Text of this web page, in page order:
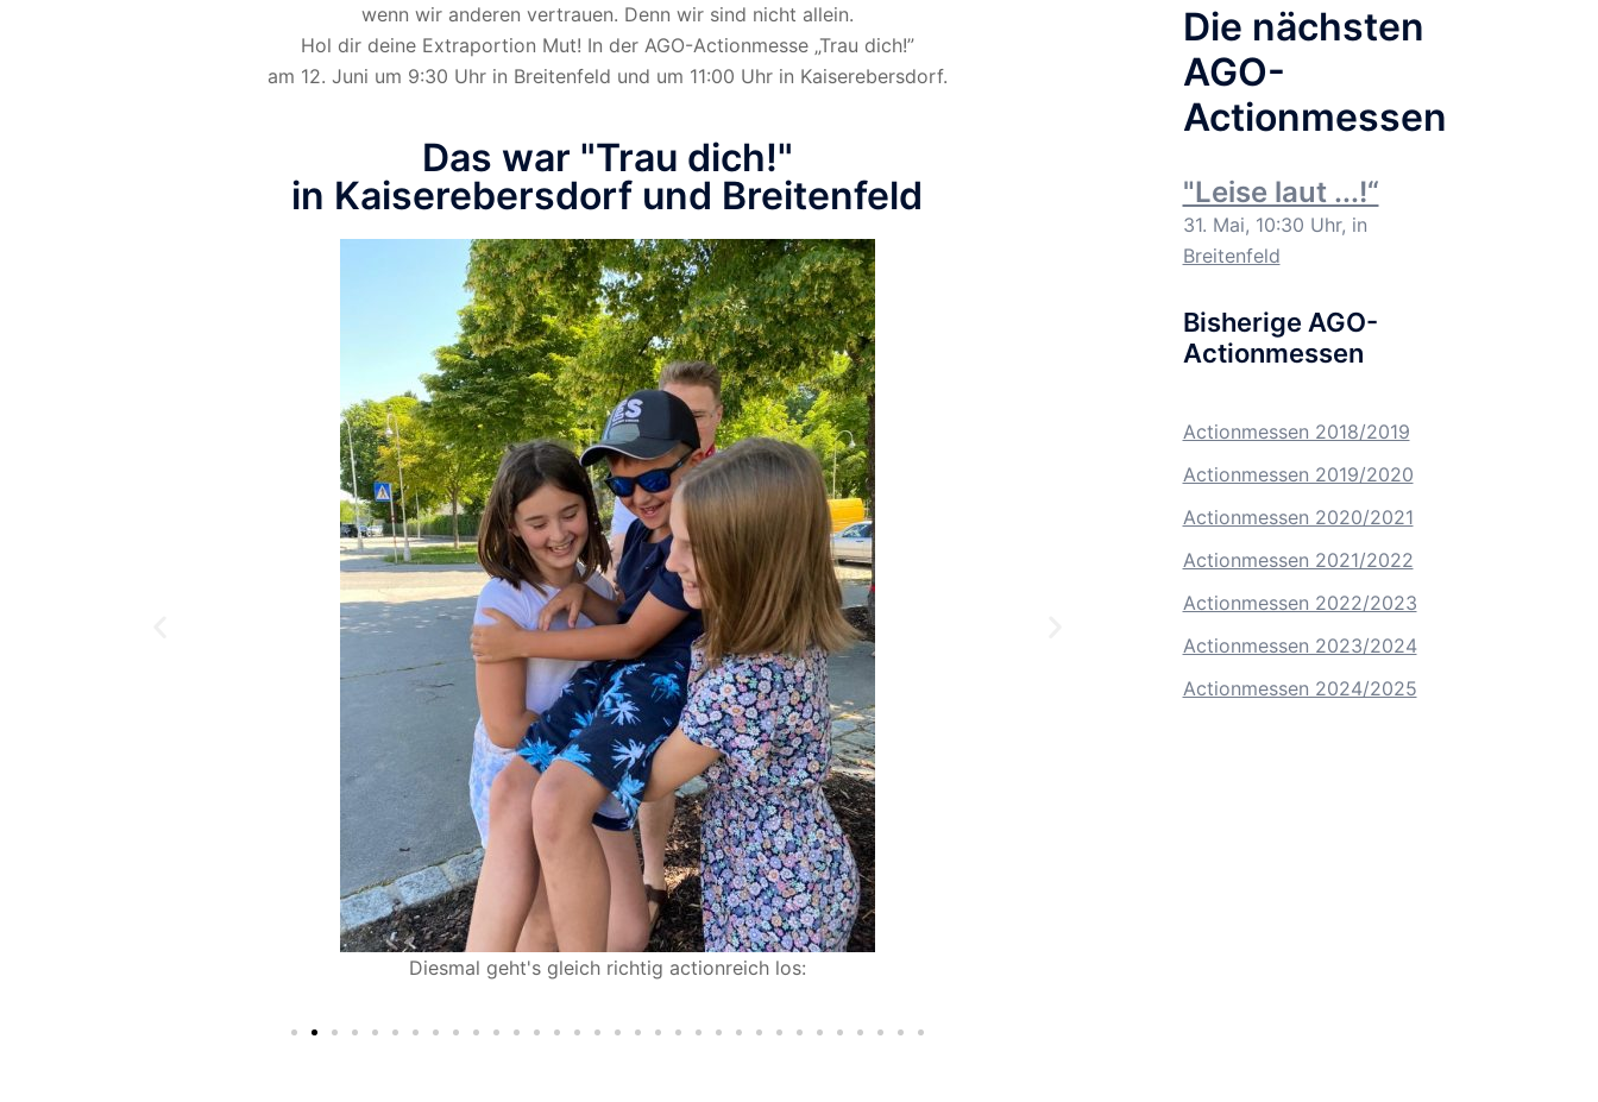
wenn wir anderen vertrauen. Denn wir sind nicht allein.
Hol dir deine Extraportion Mut! In der AGO-Actionmesse „Trau dich!”
am 12. Juni um 9:30 Uhr in Breitenfeld und um 11:00 Uhr in Kaiserebersdorf.
Das war "Trau dich!"
in Kaiserebersdorf und Breitenfeld
Diesmal geht's gleich richtig actionreich los:
Die nächsten
AGO-
Actionmessen
"Leise laut ...!“
31. Mai, 10:30 Uhr, in
Breitenfeld
Bisherige AGO-
Actionmessen
Actionmessen 2018/2019
Actionmessen 2019/2020
Actionmessen 2020/2021
Actionmessen 2021/2022
Actionmessen 2022/2023
Actionmessen 2023/2024
Actionmessen 2024/2025